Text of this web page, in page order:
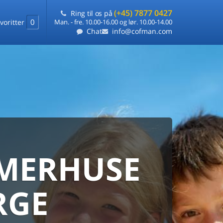
0
Ring til os på (+45) 7877 0427
Man. - fre. 10.00-16.00 og lør. 10.00-14.00
Chat info@cofman.com
samlet på ét sted